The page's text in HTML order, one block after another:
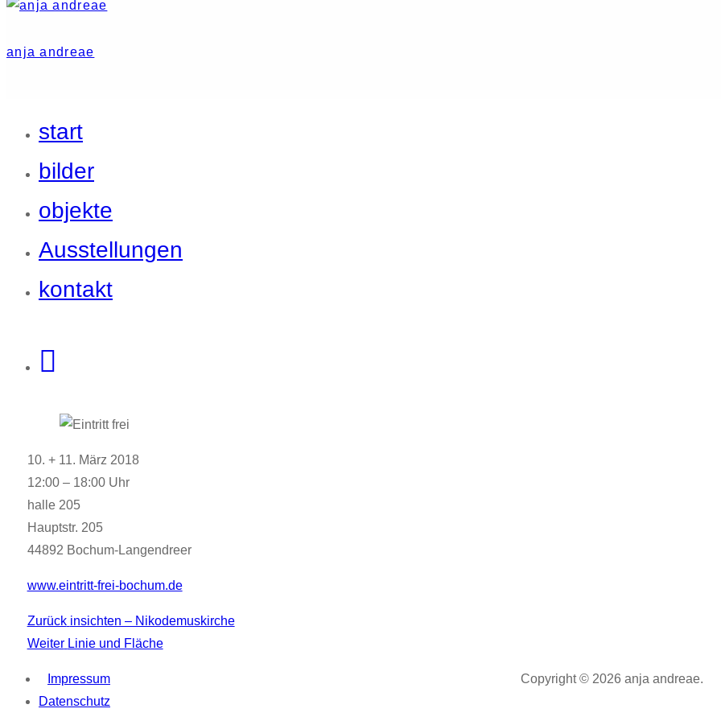
anja andreae
start
bilder
objekte
Ausstellungen
kontakt
10. + 11. März 2018
12:00 – 18:00 Uhr
halle 205
Hauptstr. 205
44892 Bochum-Langendreer
www.eintritt-frei-bochum.de
Beitragsnavigation
Zurück Vorheriger
Beitrag:
insichten – Nikodemuskirche
Weiter Nächster
Linie und Fläche
Impressum
Datenschutz
Copyright © 2026 anja andreae.